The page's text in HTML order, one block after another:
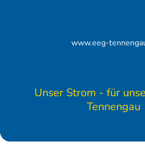
www.eeg-
Unser Strom - für
Tennengau